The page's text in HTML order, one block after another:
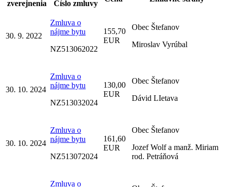
zverejnenia
Číslo zmluvy
30. 9. 2022
Zmluva o
nájme bytu
NZ513062022
155,70
EUR
Obec Štefanov
Miroslav Vyrúbal
30. 10. 2024
Zmluva o
nájme bytu
NZ513032024
130,00
EUR
Obec Štefanov
Dávid LIetava
30. 10. 2024
Zmluva o
nájme bytu
NZ513072024
161,60
EUR
Obec Štefanov
Jozef Wolf a manž. Miriam
rod. Petráňová
Zmluva o